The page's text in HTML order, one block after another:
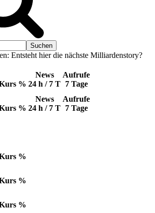
Entsteht hier die nächste Milliardenstory?
%
News
24 h / 7 T
Aufrufe
7 Tage
%
News
24 h / 7 T
Aufrufe
7 Tage
%
%
%